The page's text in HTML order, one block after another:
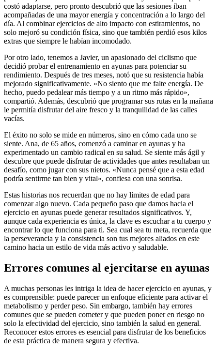
costó adaptarse, pero pronto descubrió que las sesiones iban
acompañadas de una mayor energía y concentración a lo largo del
día. Al combinar ejercicios de alto impacto con estiramientos, no
solo mejoró su condición física, sino que también perdió esos kilos
extras que siempre le habían incomodado.
Por otro lado, tenemos a Javier, un apasionado del ciclismo que
decidió probar el entrenamiento en ayunas para potenciar su
rendimiento. Después de tres meses, notó que su resistencia había
mejorado significativamente. «No siento que me falte energía. De
hecho, puedo pedalear más tiempo y a un ritmo más rápido»,
compartió. Además, descubrió que programar sus rutas en la mañana
le permitía disfrutar del aire fresco y la tranquilidad de las calles
vacías.
El éxito no solo se mide en números, sino en cómo cada uno se
siente. Ana, de 65 años, comenzó a caminar en ayunas y ha
experimentado un cambio radical en su salud. Se siente más ágil y
descubre que puede disfrutar de actividades que antes resultaban un
desafío, como jugar con sus nietos. «Nunca pensé que a esta edad
podría sentirme tan bien y vital», confiesa con una sonrisa.
Estas historias nos recuerdan que no hay límites de edad para
comenzar algo nuevo. Cada pequeño paso que damos hacia el
ejercicio en ayunas puede generar resultados significativos. Y,
aunque cada experiencia es única, la clave es escuchar a tu cuerpo y
encontrar lo que funciona para ti. Sea cual sea tu meta, recuerda que
la perseverancia y la consistencia son tus mejores aliados en este
camino hacia un estilo de vida más activo y saludable.
Errores comunes al ejercitarse en ayunas
A muchas personas les intriga la idea de hacer ejercicio en ayunas, y
es comprensible: puede parecer un enfoque eficiente para activar el
metabolismo y perder peso. Sin embargo, también hay errores
comunes que se pueden cometer y que pueden poner en riesgo no
solo la efectividad del ejercicio, sino también la salud en general.
Reconocer estos errores es esencial para disfrutar de los beneficios
de esta práctica de manera segura y efectiva.